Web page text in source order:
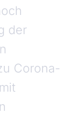
der
Corona-